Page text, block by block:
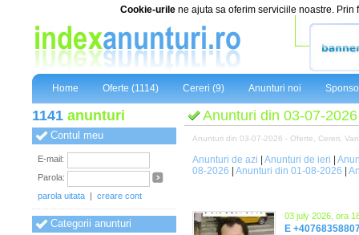
Cookie-urile ne ajuta sa oferim serviciile noastre.
Home Oferte (1114) Cereri (9) Anunturi noi
1141 anunturi
Contul meu
E-mail:
Parola:
parola uitata | creare cont
Categorii anunturi
Anunturi din 03-07-2026
Anunturi din 03-07-2026 - Oferte, Cereri,
Anunturi de azi Anunturi de ieri
08-2026
Anunturi din 01-08-2026
03 july 2026, ora
E